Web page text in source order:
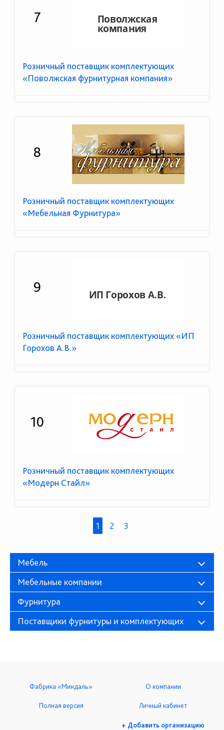
7
Розничный поставщик комплектующих
«Поволжская фурнитурная компания»
8
Розничный поставщик комплектующих
«Мебельная Фурнитура»
9
Розничный поставщик комплектующих «ИП
Горохов А.В.»
10
Розничный поставщик комплектующих
«Модерн Стайл»
1 2 3
Мебель
Мебельные компании
Фурнитура
Поставщики фурнитуры и комплектующих
Фабрика «Миндаль» О компании
Полная версия Личный кабинет
+ Добавить организацию